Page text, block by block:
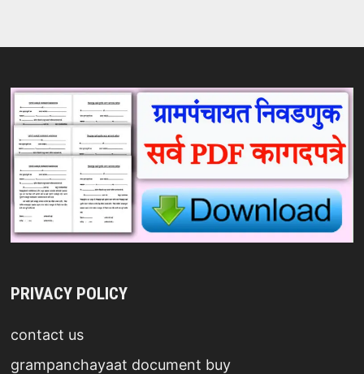
PRIVACY POLICY
contact us
grampanchayaat document buy